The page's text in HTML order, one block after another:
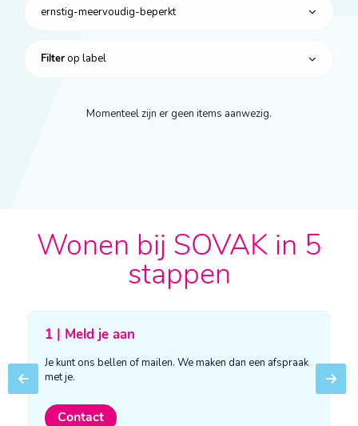
ernstig-meervoudig-beperkt
Filter op label
Momenteel zijn er geen items aanwezig.
Wonen bij SOVAK in 5
stappen
Previous
1 | Meld je aan
Je kunt ons bellen of mailen. We maken dan een afspraak
met je.
Contact
Next